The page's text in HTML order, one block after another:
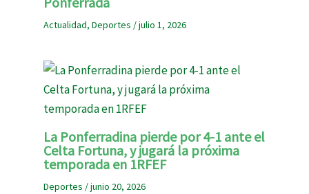
Actualidad, Deportes /julio 1, 2026
La Ponferradina pierde por 4-1 ante el
Celta Fortuna, y jugará la próxima
temporada en 1RFEF
Deportes /junio 20, 2026